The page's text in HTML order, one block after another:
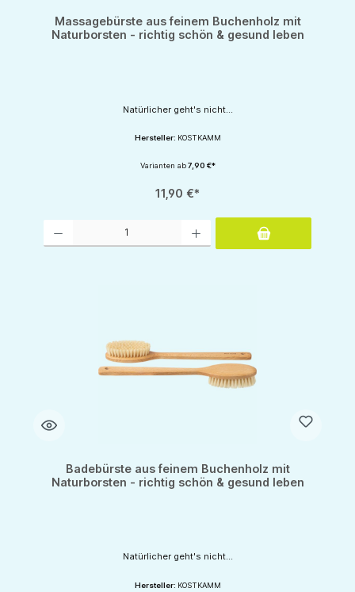
Massagebürste aus feinem Buchenholz mit
Naturborsten - richtig schön & gesund leben
Natürlicher geht's nicht...
Hersteller: KOSTKAMM
Varianten ab7,90 €*
11,90 €*
Badebürste aus feinem Buchenholz mit
Naturborsten - richtig schön & gesund leben
Natürlicher geht's nicht...
Hersteller: KOSTKAMM